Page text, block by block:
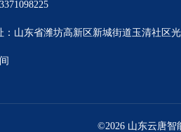
：山东省潍坊高新区新城街道玉清社区
©2026 山东云唐